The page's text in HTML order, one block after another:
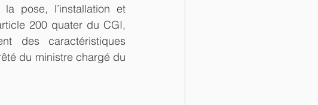
pose, l’installation et
200 quater du CGI,
des caractéristiques
du ministre chargé du